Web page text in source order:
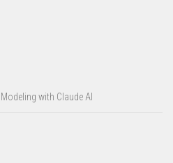
with Claude AI